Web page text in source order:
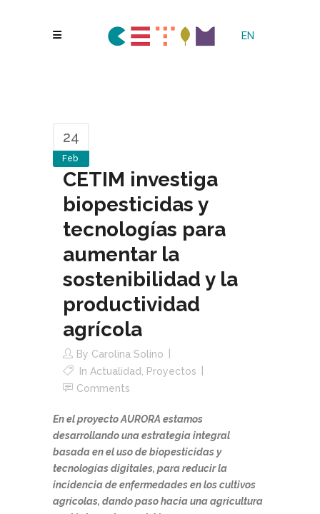
EN
24
Feb
CETIM investiga
biopesticidas y
tecnologías para
aumentar la
sostenibilidad y la
productividad
agrícola
By Carolina Solino
In Actualidad
Proyectos
Comments
En el proyecto AURORA estamos
desarrollando una estrategia integral
basada en el uso de biopesticidas y
tecnologías digitales, para reducir la
incidencia de enfermedades en los cultivos
agrícolas, dando paso hacia una agricultura